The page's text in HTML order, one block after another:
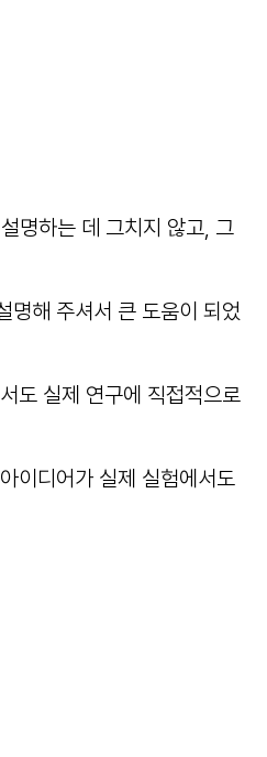
명하는 데 그치지 않고, 그
명해 주셔서 큰 도움이 되었
도 실제 연구에 직접적으로
이디어가 실제 실험에서도